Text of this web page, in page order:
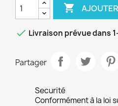

 Livraison prévue dans
Partager
Securité
Conformément à la loi